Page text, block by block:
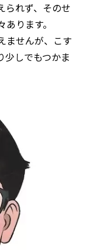
られず、そのせ
ります。
ませんが、こす
少しでもつかま